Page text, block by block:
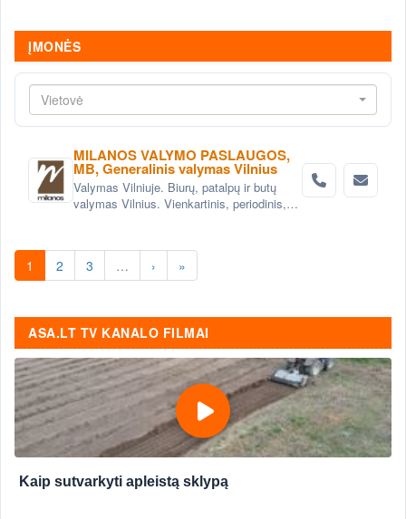
ĮMONĖS
Vietovė
MILANOS VALYMO PASLAUGOS,
MB, Generalinis valymas Vilnius
Valymas Vilniuje. Biurų, patalpų ir butų
valymas Vilnius. Vienkartinis, periodinis,
1 2 3 … › »
ASA.LT TV KANALO FILMAI
Kaip sutvarkyti apleistą sklypą